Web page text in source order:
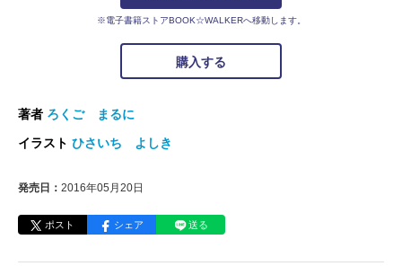
※電子書籍ストアBOOK☆WALKERへ移動します。
購入する
著者 ろくご まるに
イラスト ひさいち よしき
発売日： 2016年05月20日
ポスト シェア 送る